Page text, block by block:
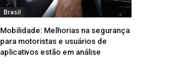
Brasil
Mobilidade: Melhorias na segurança
para motoristas e usuários de
aplicativos estão em análise